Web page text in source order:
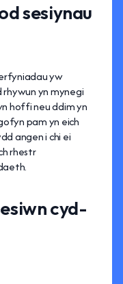
sesiynau
yw
rhywun yn mynegi
hoffi neu ddim yn
pam yn eich
angen i chi ei
rhestr
cyd-